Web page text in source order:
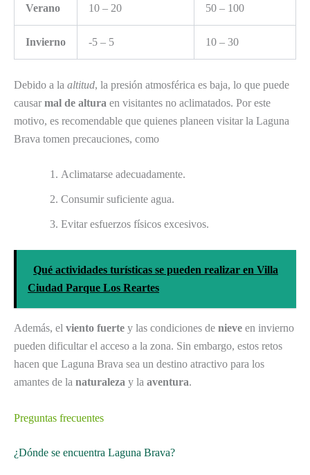
Verano 10 – 20 50 – 100
Invierno -5 – 5 10 – 30
Debido a la altitud, la presión atmosférica es baja, lo que puede
causar mal de altura en visitantes no aclimatados. Por este
motivo, es recomendable que quienes planeen visitar la Laguna
Brava tomen precauciones, como
Aclimatarse adecuadamente.
Consumir suficiente agua.
Evitar esfuerzos físicos excesivos.
Qué actividades turísticas se pueden realizar en Villa
Ciudad Parque Los Reartes
Además, el viento fuerte y las condiciones de nieve en invierno
pueden dificultar el acceso a la zona. Sin embargo, estos retos
hacen que Laguna Brava sea un destino atractivo para los
amantes de la naturaleza y la aventura.
Preguntas frecuentes
¿Dónde se encuentra Laguna Brava?